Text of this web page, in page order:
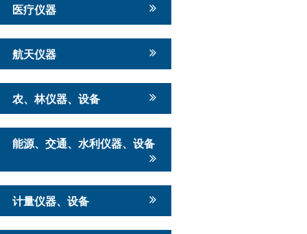
医疗仪器
航天仪器
农、林仪器、设备
能源、交通、水利仪器、设备
计量仪器、设备